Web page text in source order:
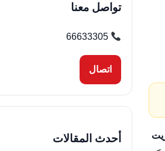
تواصل معنا
66633305
اتصال
أحدث المقالات